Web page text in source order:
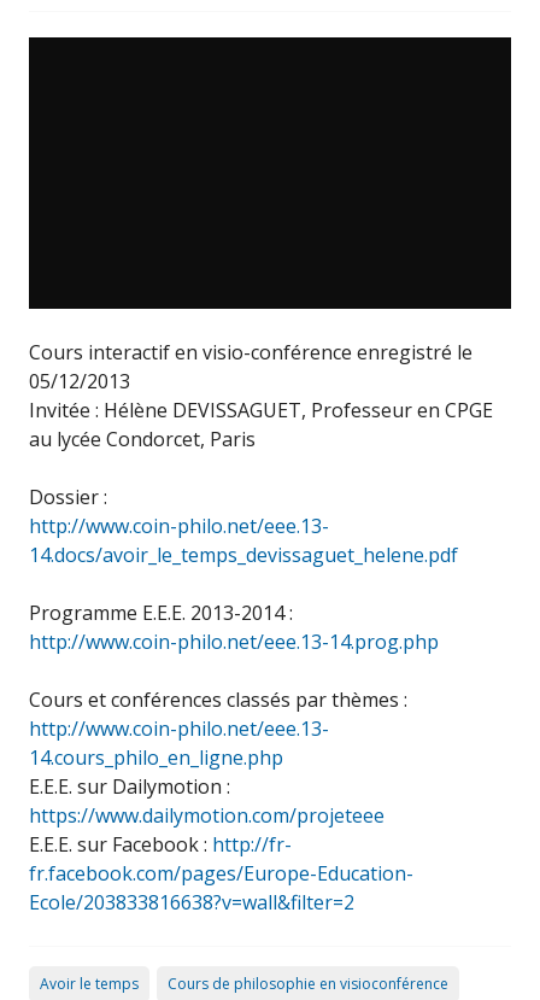
Cours interactif en visio-conférence enregistré le
05/12/2013
Invitée : Hélène DEVISSAGUET, Professeur en CPGE
au lycée Condorcet, Paris
Dossier :
http://www.coin-philo.net/eee.13-
14.docs/avoir_le_temps_devissaguet_helene.pdf
Programme E.E.E. 2013-2014 :
http://www.coin-philo.net/eee.13-14.prog.php
Cours et conférences classés par thèmes :
http://www.coin-philo.net/eee.13-
14.cours_philo_en_ligne.php
E.E.E. sur Dailymotion :
https://www.dailymotion.com/projeteee
E.E.E. sur Facebook : http://fr-
fr.facebook.com/pages/Europe-Education-
Ecole/203833816638?v=wall&filter=2
Avoir le temps Cours de philosophie en visioconférence